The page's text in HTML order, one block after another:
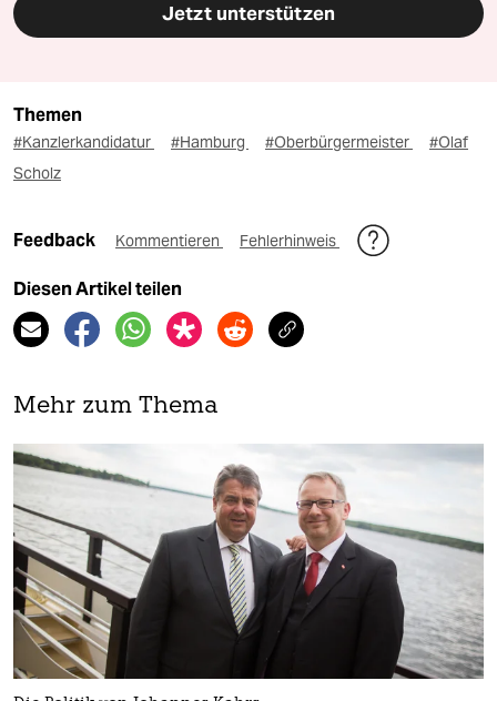
Jetzt unterstützen
Themen
#Kanzlerkandidatur #Hamburg #Oberbürgermeister
#Olaf
Scholz
Feedback Kommentieren Fehlerhinweis
Diesen Artikel teilen
Mehr zum Thema